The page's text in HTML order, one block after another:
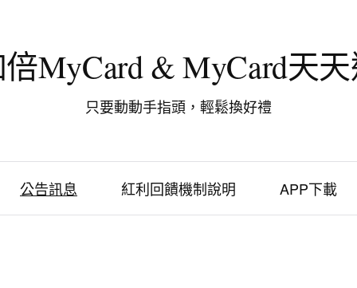
MyCard & MyCard天
只要動動手指頭，輕鬆換好禮
公告訊息 紅利回饋機制說明 APP下載